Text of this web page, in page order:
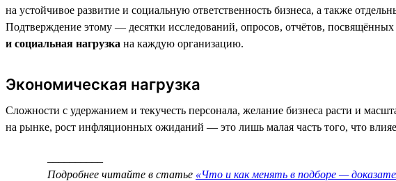
на устойчивое развитие и социальную ответственность бизнеса, а также
Подтверждение этому — десятки исследований, опросов, отчётов,
и социальная нагрузка на каждую организацию.
Экономическая нагрузка
Сложности с удержанием и текучесть персонала, желание бизнеса расти и
на рынке, рост инфляционных ожиданий — это лишь малая часть того, что
Подробнее читайте в статье «Что и как менять в подборе —